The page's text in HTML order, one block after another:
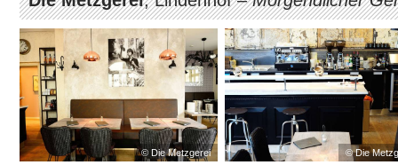
© Die Metzgerei © Die